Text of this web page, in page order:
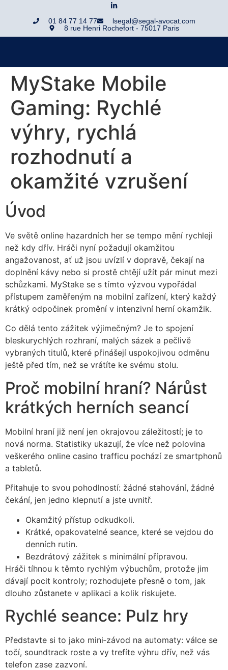
01 84 77 14 77
lsegal@segal-avocat.com
8 rue Henri Rochefort - 75017 Paris
MyStake Mobile
Gaming: Rychlé
výhry, rychlá
rozhodnutí a
okamžité vzrušení
Úvod
Ve světě online hazardních her se tempo mění rychleji
než kdy dřív. Hráči nyní požadují okamžitou
angažovanost, ať už jsou uvízlí v dopravě, čekají na
doplnění kávy nebo si prostě chtějí užít pár minut mezi
schůzkami. MyStake se s tímto výzvou vypořádal
přístupem zaměřeným na mobilní zařízení, který každý
krátký odpočinek promění v intenzivní herní okamžik.
Co dělá tento zážitek výjimečným? Je to spojení
bleskurychlých rozhraní, malých sázek a pečlivě
vybraných titulů, které přinášejí uspokojivou odměnu
ještě před tím, než se vrátíte ke svému stolu.
Proč mobilní hraní? Nárůst
krátkých herních seancí
Mobilní hraní již není jen okrajovou záležitostí; je to
nová norma. Statistiky ukazují, že více než polovina
veškerého online casino trafficu pochází ze smartphonů
a tabletů.
Přitahuje to svou pohodlností: žádné stahování, žádné
čekání, jen jedno klepnutí a jste uvnitř.
Okamžitý přístup odkudkoli.
Krátké, opakovatelné seance, které se vejdou do
denních rutin.
Bezdrátový zážitek s minimální přípravou.
Hráči tíhnou k těmto rychlým výbuchům, protože jim
dávají pocit kontroly; rozhodujete přesně o tom, jak
dlouho zůstanete v aplikaci a kolik riskujete.
Rychlé seance: Pulz hry
Představte si to jako mini‑závod na automaty: válce se
točí, soundtrack roste a vy trefíte výhru dřív, než vás
telefon zase zazvoní.